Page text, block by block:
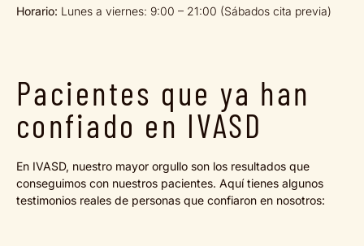
Horario: Lunes a viernes: 9:00 – 21:00 (Sábados cita previa)
Pacientes que ya han
confiado en IVASD
En IVASD, nuestro mayor orgullo son los resultados que
conseguimos con nuestros pacientes. Aquí tienes algunos
testimonios reales de personas que confiaron en nosotros: